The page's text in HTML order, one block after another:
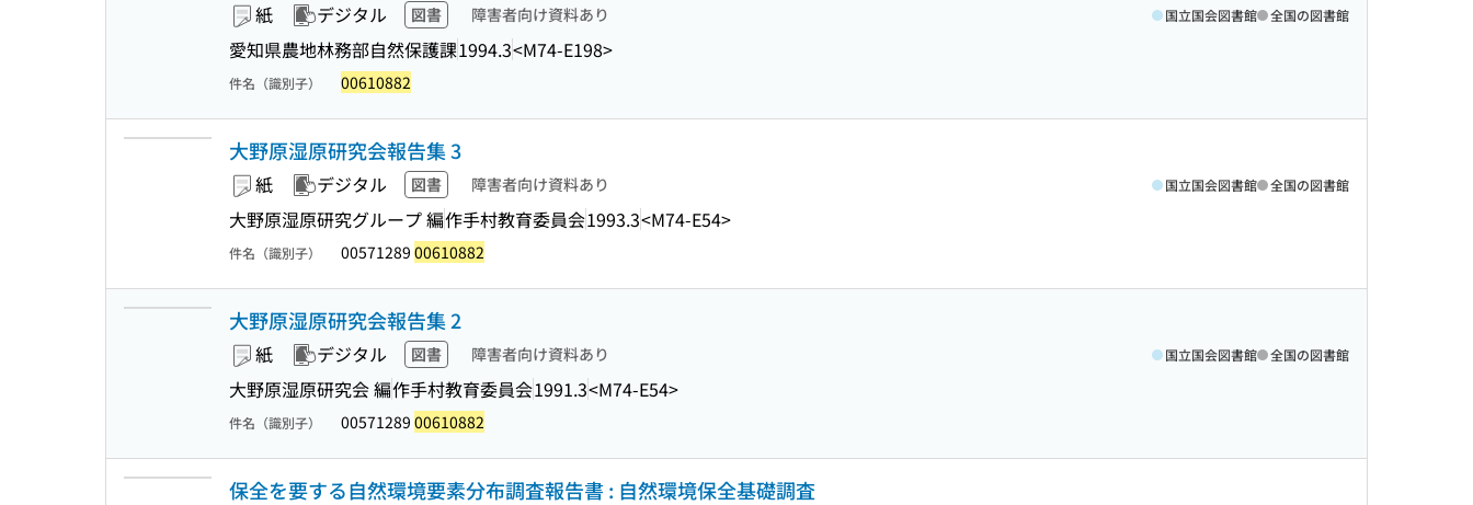
紙 デジタル 図書 障害者向け資料あり
愛知県農地林務部自然保護課1994.3<M74-E198>
国立国会図書館 全国の図書館
件名（識別子） 00610882
大野原湿原研究会報告集 3
紙 デジタル 図書 障害者向け資料あり
大野原湿原研究グループ 編作手村教育委員会1993.3<M74-E54>
国立国会図書館 全国の図書館
件名（識別子） 00571289 00610882
大野原湿原研究会報告集 2
紙 デジタル 図書 障害者向け資料あり
大野原湿原研究会 編作手村教育委員会1991.3<M74-E54>
国立国会図書館 全国の図書館
件名（識別子） 00571289 00610882
保全を要する自然環境要素分布調査報告書 : 自然環境保全基礎調査